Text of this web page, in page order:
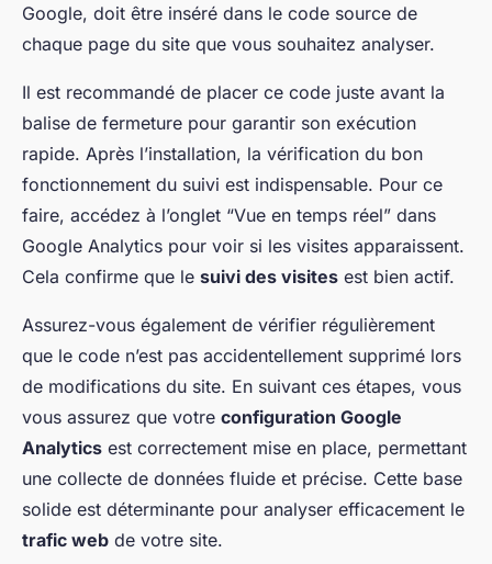
Google, doit être inséré dans le code source de
chaque page du site que vous souhaitez analyser.
Il est recommandé de placer ce code juste avant la
balise de fermeture pour garantir son exécution
rapide. Après l’installation, la vérification du bon
fonctionnement du suivi est indispensable. Pour ce
faire, accédez à l’onglet “Vue en temps réel” dans
Google Analytics pour voir si les visites apparaissent.
Cela confirme que le suivi des visites est bien actif.
Assurez-vous également de vérifier régulièrement
que le code n’est pas accidentellement supprimé lors
de modifications du site. En suivant ces étapes, vous
vous assurez que votre configuration Google
Analytics est correctement mise en place, permettant
une collecte de données fluide et précise. Cette base
solide est déterminante pour analyser efficacement le
trafic web de votre site.